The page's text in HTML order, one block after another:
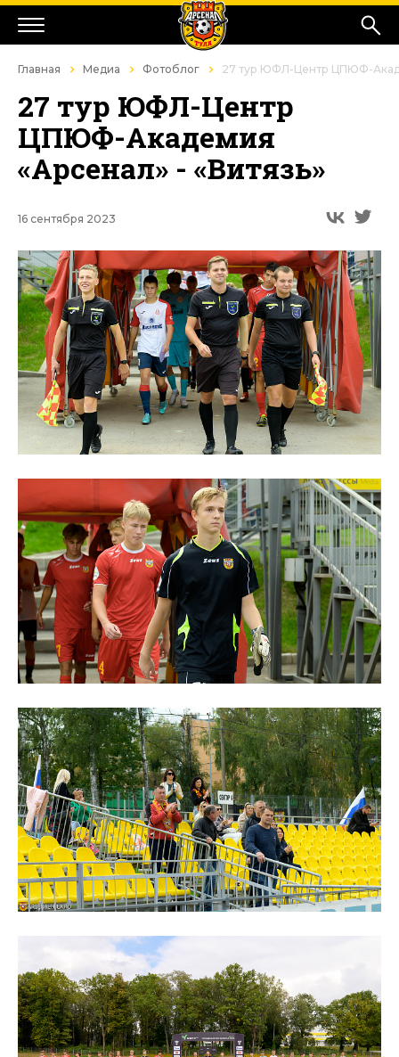
Главная Медиа Фотоблог 27 тур ЮФЛ-Центр ЦПЮФ-
27 тур ЮФЛ-Центр
ЦПЮФ-Академия
«Арсенал» - «Витязь»
16 сентября 2023